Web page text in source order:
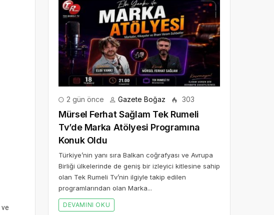
ve
2 gün önce Gazete Boğaz 303
Mürsel Ferhat Sağlam Tek Rumeli
Tv’de Marka Atölyesi Programına
Konuk Oldu
Türkiye’nin yanı sıra Balkan coğrafyası ve Avrupa
Birliği ülkelerinde de geniş bir izleyici kitlesine sahip
olan Tek Rumeli Tv’nin ilgiyle takip edilen
programlarından olan Marka...
DEVAMINI OKU